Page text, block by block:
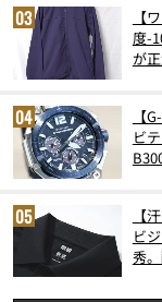
【
度-
が
【
ビ
【
ビ
秀